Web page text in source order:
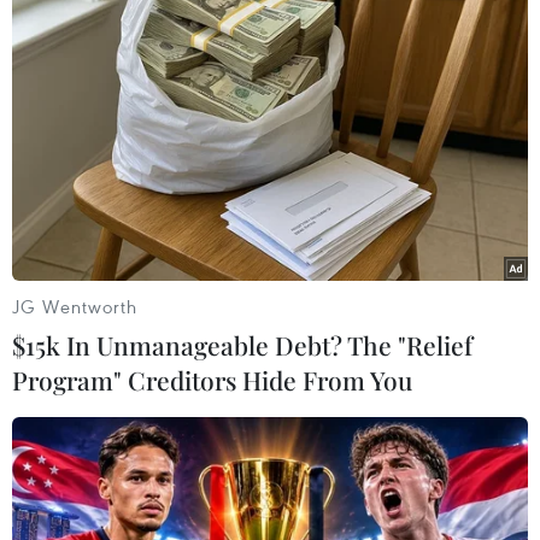
Thủ tướng Phạm Minh Chính phát biểu khai mạc phiên họp lần
thứ 5 Ủy ban Quốc gia về chuyển đổi số. (Ảnh: Dương
Báo cáo của Ủy ban cho biết thực hiện các chủ
trương, đường lối, chiến lược, chương trình của
Đảng, Chính phủ, các bộ, ngành, địa phương đã
nỗ lực triển khai chuyển đổi số để phát triển
JG Wentworth
$15k In Unmanageable Debt? The "Relief
Program" Creditors Hide From You